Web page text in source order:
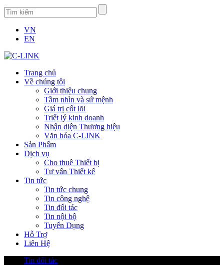
VN
EN
Trang chủ
Về chúng tôi
Giới thiệu chung
Tầm nhìn và sứ mệnh
Giá trị cốt lõi
Triết lý kinh doanh
Nhận diện Thương hiệu
Văn hóa C-LINK
Sản Phẩm
Dịch vụ
Cho thuê Thiết bị
Tư vấn Thiết kế
Tin tức
Tin tức chung
Tin công nghệ
Tin đối tác
Tin nội bộ
Tuyển Dụng
Hỗ Trợ
Liên Hệ
Tin đối tác